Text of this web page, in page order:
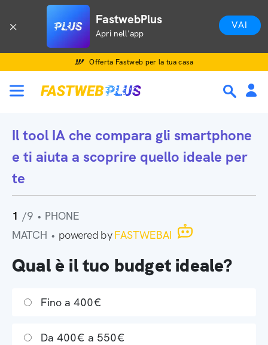
FastwebPlus
Apri nell'app
VAI
Offerta Fastweb per la tua casa
Il tool IA che compara gli smartphone
e ti aiuta a scoprire quello ideale per
te
1 /9 • PHONE
MATCH • powered byFASTWEBAI
Qual è il tuo budget ideale?
Fino a 400€
Da 400€ a 550€